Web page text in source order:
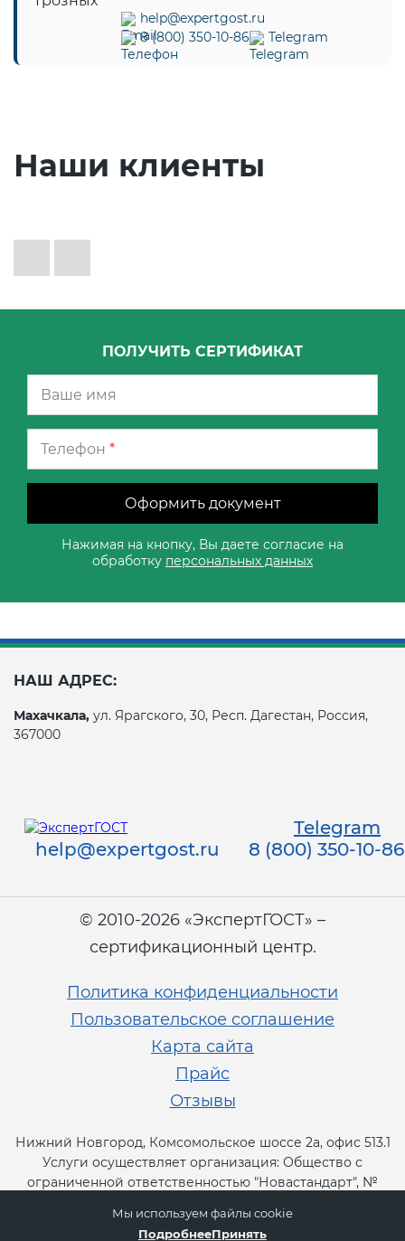
help@expertgost.ru
8 (800) 350-10-86
Telegram
Наши клиенты
ПОЛУЧИТЬ СЕРТИФИКАТ
Телефон *
Оформить документ
Нажимая на кнопку, Вы даете согласие на
обработку персональных данных
НАШ АДРЕС:
Махачкала, ул. Ярагского, 30, Респ. Дагестан, Россия,
367000
Telegram
help@expertgost.ru
8 (800) 350-10-86
© 2010-2026 «ЭкспертГОСТ» –
сертификационный центр.
Политика конфиденциальности
Пользовательское соглашение
Карта сайта
Прайс
Отзывы
Нижний Новгород, Комсомольское шоссе 2а, офис 513.1
Услуги осуществляет организация: Общество с
ограниченной ответственностью "Новастандарт", №
Мы используем файлы cookie
ПодробнееПринять